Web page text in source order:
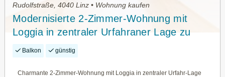
Rudolfstraße, 4040 Linz • Wohnung kaufen
Modernisierte 2-Zimmer-Wohnung mit
Loggia in zentraler Urfahraner Lage zu
verkaufen!
Balkon günstig
Charmante 2-Zimmer-Wohnung mit Loggia in zentraler Urfahr-Lage